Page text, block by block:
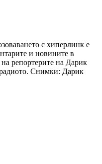
с хиперлинк е
и новините в
репортерите на Дарик
Снимки: Дарик